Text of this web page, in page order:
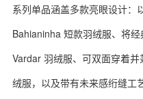
系列单品涵盖多款亮眼设计：
Bahianinha 短款羽绒服、将
Vardar 羽绒服、可双面穿着
绒服，以及带有未来感绗缝工